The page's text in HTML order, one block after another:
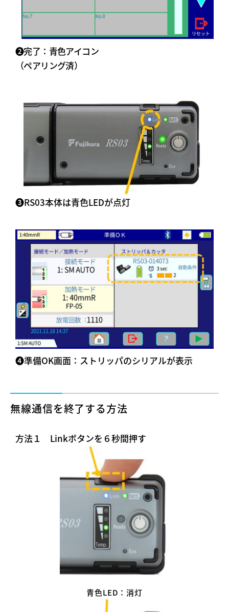
➋完了：青色アイコン
（ペアリング済）
➌RS03本体は青色LEDが点灯
➍準備OK画面：ストリッパのシリアルが表示
無線通信を終了する方法
方法１ Linkボタンを６秒間押す
青色LED：消灯